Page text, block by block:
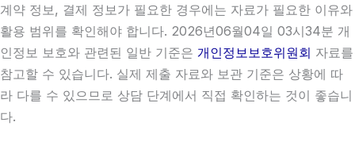
계약 정보, 결제 정보가 필요한 경우에는 자료가 필요한 이유와
활용 범위를 확인해야 합니다. 2026년06월04일 03시34분 개
인정보 보호와 관련된 일반 기준은 개인정보보호위원회 자료를
참고할 수 있습니다. 실제 제출 자료와 보관 기준은 상황에 따
라 다를 수 있으므로 상담 단계에서 직접 확인하는 것이 좋습니
다.